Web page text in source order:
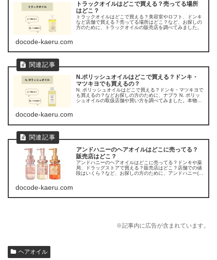
トラックオイルはどこで買える？売ってる場所
はどこ？
トラックオイルはどこで買える？美容室やロフト、ドンキ
など店舗で買える？売ってる場所はどこ？など、お探しの
方のために、トラックオイルの販売店を調べてみました。
docode-kaeru.com
N.ポリッシュオイルはどこで買える？ドンキ・
マツキヨでも買えるの？
N. ポリッシュオイルはどこで買える？ドンキ・マツキヨで
も買えるの？などお探しの方のために、ナプラ N. ポリッ
シュオイルの取扱店舗や買い方を調べてみました。本物と
docode-kaeru.com
アンドハニーのヘアオイルはどこに売ってる？
販売店はどこ？
アンドハニーのヘアオイルはどこに売ってる？ドンキや薬
局、ドラッグストアで買える？販売店はどこ？店舗での値
段はいくら？など、お探しの方のために、アンドハニー(＆
docode-kaeru.com
※記事内に広告が含まれています。
ヘアオイル